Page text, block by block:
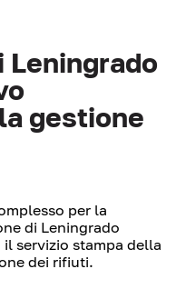
Leningrado
gestione
per la
di Leningrado
servizio stampa della
dei rifiuti.